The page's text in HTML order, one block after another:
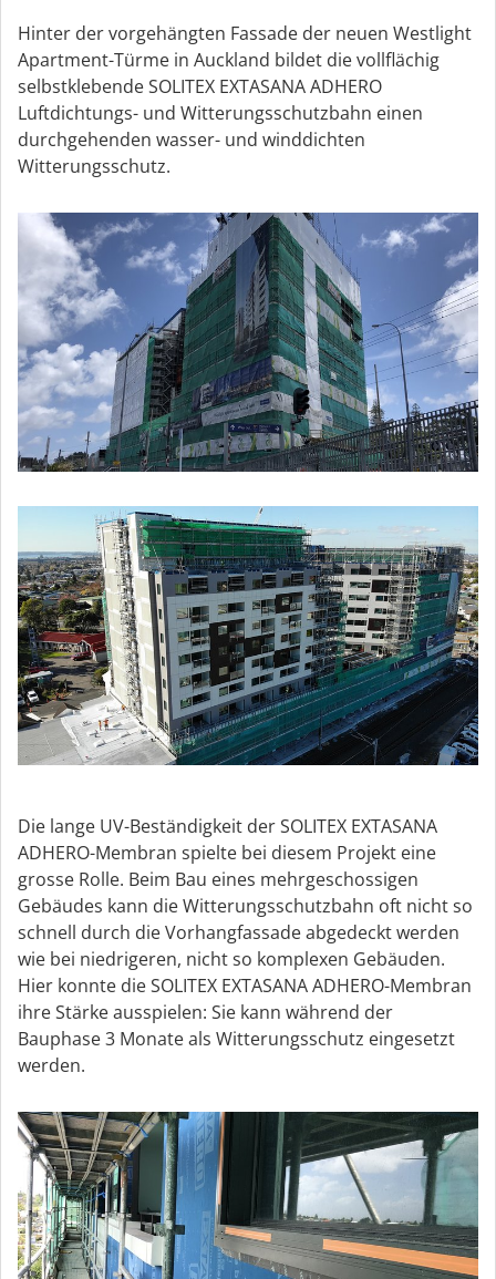
Hinter der vorgehängten Fassade der neuen Westlight
Apartment-Türme in Auckland bildet die vollflächig
selbstklebende SOLITEX EXTASANA ADHERO
Luftdichtungs- und Witterungsschutzbahn einen
durchgehenden wasser- und winddichten
Witterungsschutz.
Die lange UV-Beständigkeit der SOLITEX EXTASANA
ADHERO-Membran spielte bei diesem Projekt eine
grosse Rolle. Beim Bau eines mehrgeschossigen
Gebäudes kann die Witterungsschutzbahn oft nicht so
schnell durch die Vorhangfassade abgedeckt werden
wie bei niedrigeren, nicht so komplexen Gebäuden.
Hier konnte die SOLITEX EXTASANA ADHERO-Membran
ihre Stärke ausspielen: Sie kann während der
Bauphase 3 Monate als Witterungsschutz eingesetzt
werden.